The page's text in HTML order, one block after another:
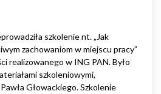
szkolenie nt. „Jak
zachowaniom w miejscu pracy”
realizowanego w ING PAN. Było
szkoleniowymi,
Głowackiego. Szkolenie